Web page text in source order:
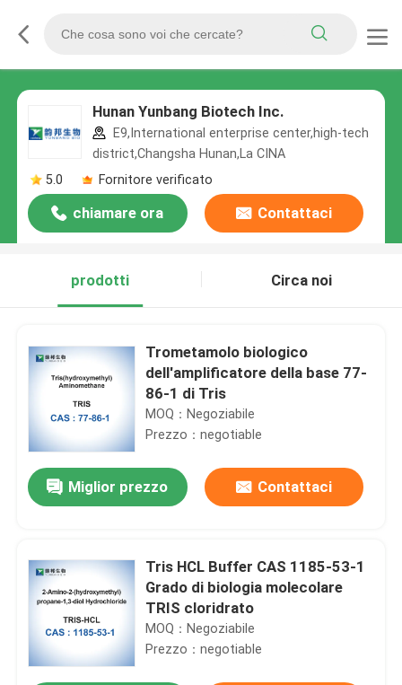
Hunan Yunbang Biotech Inc.
E9,International enterprise center,high-tech
district,Changsha Hunan,La CINA
5.0
Fornitore verificato
chiamare ora Contattaci
prodotti Circa noi
Trometamolo biologico
dell'amplificatore della base 77-
86-1 di Tris
MOQ：Negoziabile
Prezzo：negotiable
Miglior prezzo Contattaci
Tris HCL Buffer CAS 1185-53-1
Grado di biologia molecolare
TRIS cloridrato
MOQ：Negoziabile
Prezzo：negotiable